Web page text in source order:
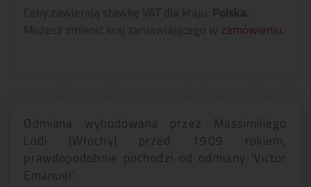
Ceny zawierają stawkę VAT dla kraju: Polska
Możesz zmienić kraj zamawiającego wzamówieniu
Odmiana wyhodowana przez Massimiliego
Lodi (Włochy) przed 1909 rokiem,
prawdopodobnie pochodzi od odmiany 'Victor
Emanuel’.